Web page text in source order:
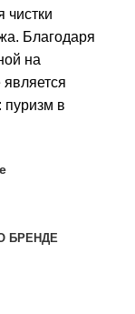
чистки
Благодаря
на
пуризм в
БРЕНДЕ